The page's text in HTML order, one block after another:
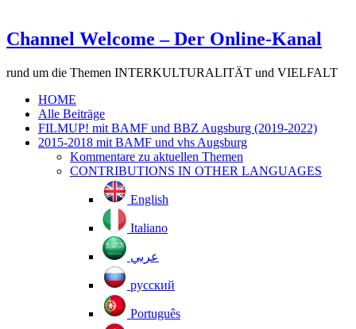
Channel Welcome – Der Online-Kanal
rund um die Themen INTERKULTURALITÄT und VIELFALT
HOME
Alle Beiträge
FILMUP! mit BAMF und BBZ Augsburg (2019-2022)
2015-2018 mit BAMF und vhs Augsburg
Kommentare zu aktuellen Themen
CONTRIBUTIONS IN OTHER LANGUAGES
English
Italiano
عربي
русский
Português